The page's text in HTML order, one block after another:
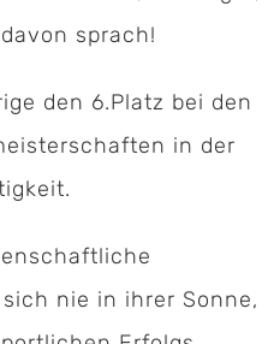
sprach!
den 6.Platz bei den
in der
nie in ihrer Sonne,